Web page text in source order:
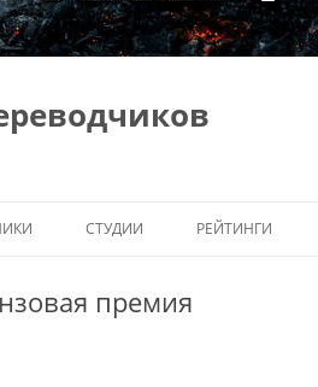
СТУДИИ РЕЙТИНГИ
прeмия